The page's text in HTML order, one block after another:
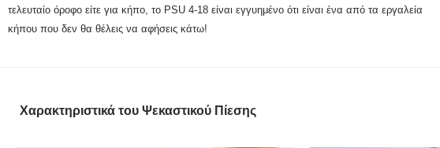
τελευταίο όροφο είτε για κήπο, το PSU 4-18 είναι εγγυημένο ότι είναι ένα από τα εργαλεία
κήπου που δεν θα θέλεις να αφήσεις κάτω!
Χαρακτηριστικά του Ψεκαστικού Πίεσης